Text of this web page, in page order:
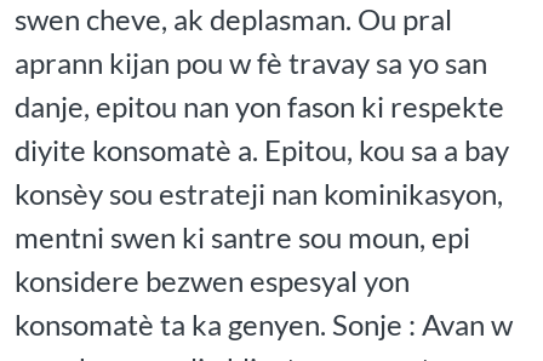
swen cheve, ak deplasman. Ou pral
aprann kijan pou w fè travay sa yo san
danje, epitou nan yon fason ki respekte
diyite konsomatè a. Epitou, kou sa a bay
konsèy sou estrateji nan kominikasyon,
mentni swen ki santre sou moun, epi
konsidere bezwen espesyal yon
konsomatè ta ka genyen. Sonje : Avan w